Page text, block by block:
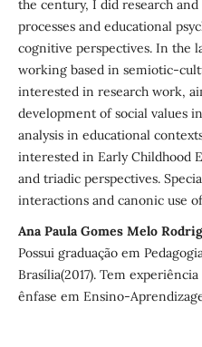
the century, I did research
processes and educational
cognitive perspectives. In the
working based in semiotic-
interested in research work,
development of social values
analysis in educational
interested in Early Childhood
and triadic perspectives.
interactions and canonic use
Ana Paula Gomes Melo
Possui graduação em
Brasília(2017). Tem
ênfase em Ensino-